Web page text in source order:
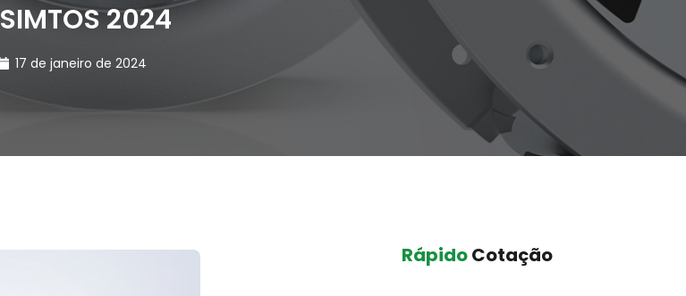
SIMTOS 2024
17 de janeiro de 2024
Rápido Cotação